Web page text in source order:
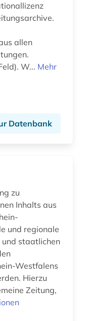
arzneimittelwechselwirkung (1)
allen
(Liste/Links darunter im selben Feld). W... Mehr
Datenbank
zu
Inhalts aus
und regionale
und staatlichen
Westfalens
Hierzu
Zeitung,